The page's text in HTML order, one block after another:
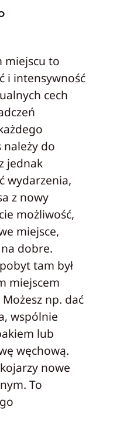
miejscu to
i intensywność
cech
do
jednak
wydarzenia,
z nowy
możliwość,
miejsce,
dobre.
tam był
miejscem
np. dać
wspólnie
lub
węchową.
nowe
To